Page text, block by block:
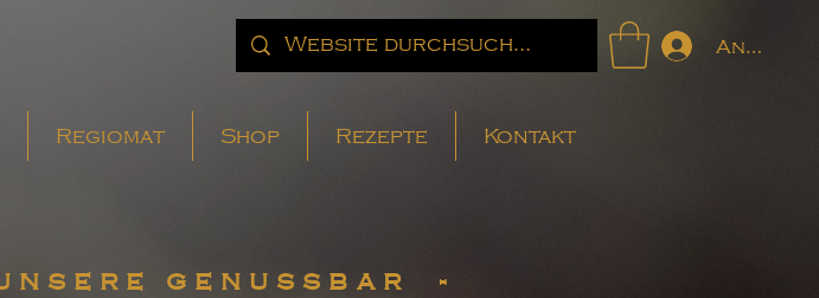
Regiomat Shop Rezepte Kontakt
genussbar -